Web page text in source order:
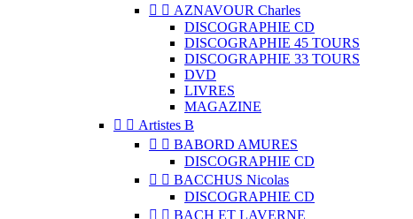
  AZNAVOUR Charles
DISCOGRAPHIE CD
DISCOGRAPHIE 45 TOURS
DISCOGRAPHIE 33 TOURS
DVD
LIVRES
MAGAZINE
  Artistes B
  BABORD AMURES
DISCOGRAPHIE CD
  BACCHUS Nicolas
DISCOGRAPHIE CD
  BACH ET LAVERNE